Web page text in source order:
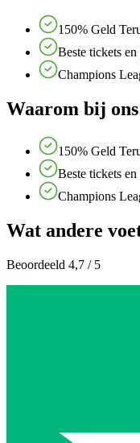
150% Geld
Beste tickets
Champions
Waarom bij
150% Geld
Beste tickets
Champions
Wat andere
Beoordeeld 4,7 / 5